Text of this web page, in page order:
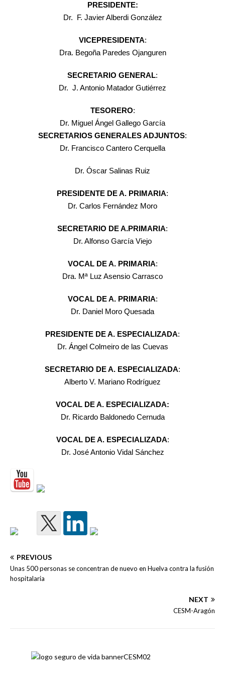
PRESIDENTE:
Dr. F. Javier Alberdi González
VICEPRESIDENTA:
Dra. Begoña Paredes Ojanguren
SECRETARIO GENERAL:
Dr. J. Antonio Matador Gutiérrez
TESORERO:
Dr. Miguel Ángel Gallego García
SECRETARIOS GENERALES ADJUNTOS:
Dr. Francisco Cantero Cerquella
Dr. Óscar Salinas Ruiz
PRESIDENTE DE A. PRIMARIA:
Dr. Carlos Fernández Moro
SECRETARIO DE A.PRIMARIA:
Dr. Alfonso García Viejo
VOCAL DE A. PRIMARIA:
Dra. Mª Luz Asensio Carrasco
VOCAL DE A. PRIMARIA:
Dr. Daniel Moro Quesada
PRESIDENTE DE A. ESPECIALIZADA:
Dr. Ángel Colmeiro de las Cuevas
SECRETARIO DE A. ESPECIALIZADA:
Alberto V. Mariano Rodríguez
VOCAL DE A. ESPECIALIZADA:
Dr. Ricardo Baldonedo Cernuda
VOCAL DE A. ESPECIALIZADA:
Dr. José Antonio Vidal Sánchez
PREVIOUS
Unas 500 personas se concentran de nuevo en Huelva contra la fusión
hospitalaria
NEXT
CESM-Aragón